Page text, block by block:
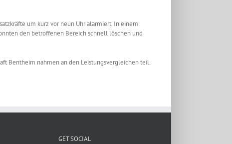
um kurz vor neun Uhr alarmiert. In einem
den betroffenen Bereich schnell löschen und
Bentheim nahmen an den Leistungsvergleichen teil.
GET SOCIAL